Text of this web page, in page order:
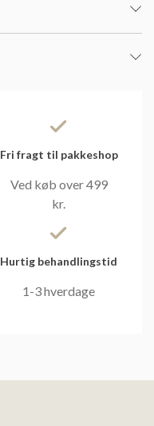
Fri fragt til pakkeshop
Ved køb over 499
kr.
Hurtig behandlingstid
1-3 hverdage